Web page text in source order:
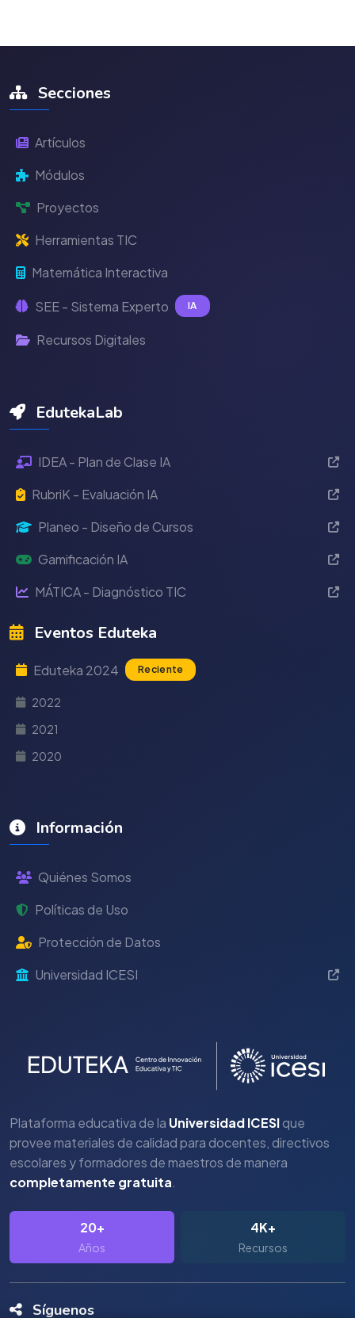
Secciones
Artículos
Módulos
Proyectos
Herramientas TIC
Matemática Interactiva
SEE - Sistema Experto IA
Recursos Digitales
EdutekaLab
IDEA - Plan de Clase IA
RubriK - Evaluación IA
Planeo - Diseño de Cursos
Gamificación IA
MÁTICA - Diagnóstico TIC
Eventos Eduteka
Eduteka 2024 Reciente
2022
2021
2020
Información
Quiénes Somos
Políticas de Uso
Protección de Datos
Universidad ICESI
Plataforma educativa de la Universidad ICESIque
provee materiales de calidad para docentes, directivos
escolares y formadores de maestros de manera
completamente gratuita.
20+
Años
4K+
Recursos
Síguenos